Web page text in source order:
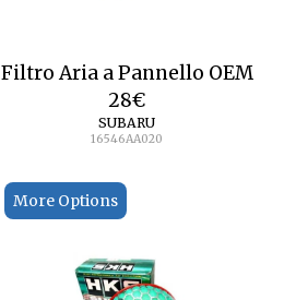
Filtro Aria a Pannello OEM
28€
SUBARU
16546AA020
More Options